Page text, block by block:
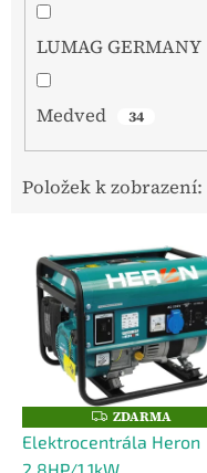
LUMAG GERMANY
Medved 34
Položek k zobrazení:
Z
D
A
R
ZDARMA
Elektrocentrála Heron
2,8HP/1,1kW